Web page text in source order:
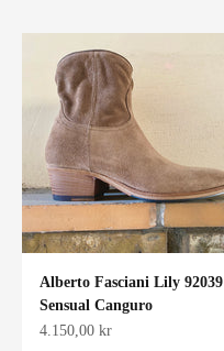
Alberto Fasciani Lily 92039
Sensual Canguro
Salgspris
4.150,00 kr